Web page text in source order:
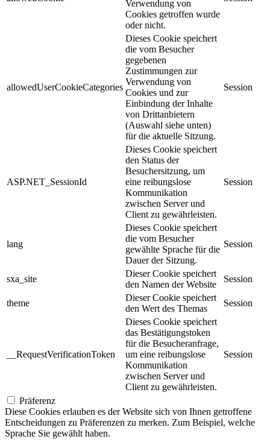
Verwendung von
Cookies getroffen wurde
oder nicht.
allowedUserCookieCategories
Dieses Cookie speichert
die vom Besucher
gegebenen
Zustimmungen zur
Verwendung von
Cookies und zur
Einbindung der Inhalte
von Drittanbietern
(Auswahl siehe unten)
für die aktuelle Sitzung.
Session
ASP.NET_SessionId
Dieses Cookie speichert
den Status der
Besuchersitzung, um
eine reibungslose
Kommunikation
zwischen Server und
Client zu gewährleisten.
Session
lang
Dieses Cookie speichert
die vom Besucher
gewählte Sprache für die
Dauer der Sitzung.
Session
sxa_site
Dieser Cookie speichert
den Namen der Website
Session
theme
Dieser Cookie speichert
den Wert des Themas
Session
__RequestVerificationToken
Dieses Cookie speichert
das Bestätigungstoken
für die Besucheranfrage,
um eine reibungslose
Kommunikation
zwischen Server und
Client zu gewährleisten.
Session
Präferenz
Diese Cookies erlauben es der Website sich von Ihnen getroffene
Entscheidungen zu Präferenzen zu merken. Zum Beispiel, welche
Sprache Sie gewählt haben.